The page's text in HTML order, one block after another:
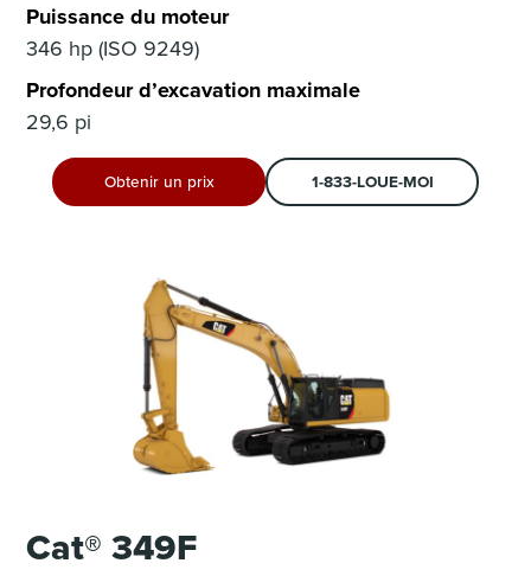
Puissance du moteur
346 hp (ISO 9249)
Profondeur d’excavation maximale
29,6 pi
Obtenir un prix 1-833-LOUE-MOI
Cat® 349F